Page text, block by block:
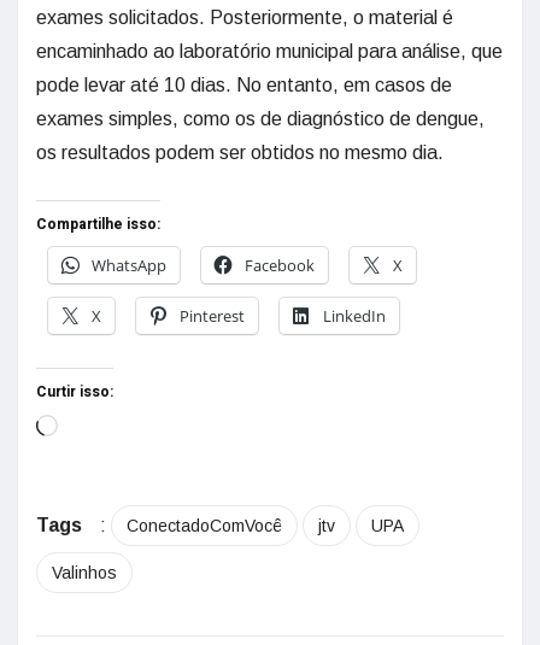
exames solicitados. Posteriormente, o material é
encaminhado ao laboratório municipal para análise, que
pode levar até 10 dias. No entanto, em casos de
exames simples, como os de diagnóstico de dengue,
os resultados podem ser obtidos no mesmo dia.
Compartilhe isso:
WhatsApp
Facebook X
X Pinterest LinkedIn
Curtir isso:
Tags : ConectadoComVocê jtv UPA
Valinhos